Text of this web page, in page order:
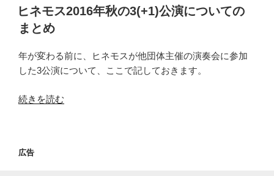
の
片
に」
を
て
す
稿
日:
ヒネモス2016年秋の3(+1)公演についての
まとめ
年が変わる前に、ヒネモスが他団体主催の演奏会に参加
した3公演について、ここで記しておきます。
“ヒ
2016
続きを読む
広告